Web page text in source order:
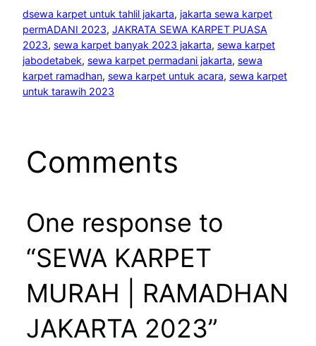
dsewa karpet untuk tahlil jakarta, jakarta sewa karpet
permADANI 2023, JAKRATA SEWA KARPET PUASA
2023, sewa karpet banyak 2023 jakarta, sewa karpet
jabodetabek, sewa karpet permadani jakarta, sewa
karpet ramadhan, sewa karpet untuk acara, sewa karpet
untuk tarawih 2023
Comments
One response to
“SEWA KARPET
MURAH | RAMADHAN
JAKARTA 2023”